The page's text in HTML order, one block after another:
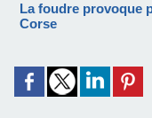
La foudre provoque
Corse